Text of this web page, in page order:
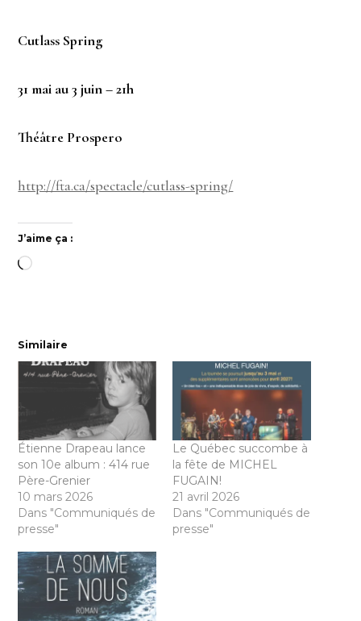
Cutlass Spring
31 mai au 3 juin – 21h
Théâtre Prospero
http://fta.ca/spectacle/cutlass-spring/
J’aime ça :
Chargement…
Similaire
Étienne Drapeau lance
son 10e album : 414 rue
Père-Grenier
10 mars 2026
Dans "Communiqués de
presse"
Le Québec succombe à
la fête de MICHEL
FUGAIN!
21 avril 2026
Dans "Communiqués de
presse"